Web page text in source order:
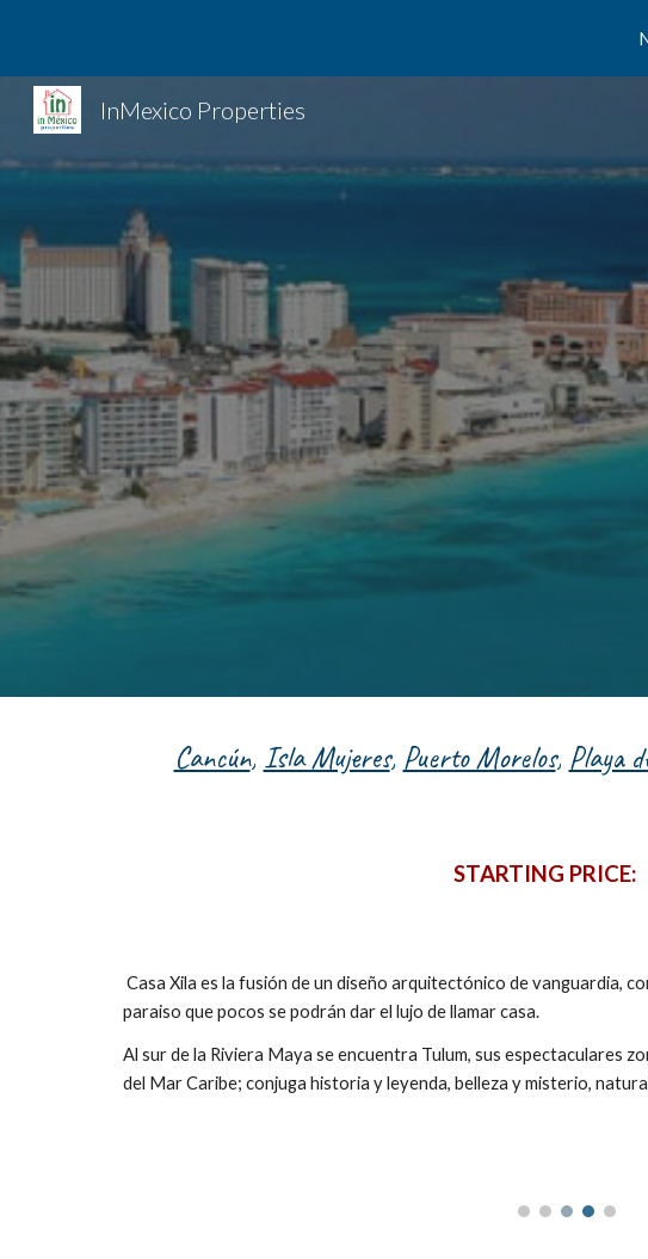
Skip to main
InMexico Properties
Cancún, Isla Mujeres, Puerto Morelos, Playa
STARTING PRICE:
Casa Xila es la fusión de un diseño arquitectónico de vanguardia,
paraiso que pocos se podrán dar el lujo de llamar casa.
Al sur de la Riviera Maya se encuentra Tulum, sus espectaculares
del Mar Caribe; conjuga historia y leyenda, belleza y misterio,